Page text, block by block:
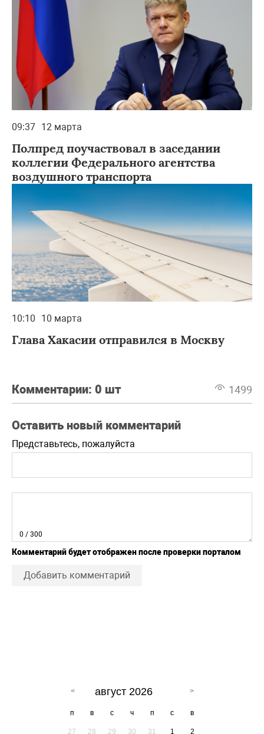
09:37 12 марта
Полпред поучаствовал в заседании
коллегии Федерального агентства
воздушного транспорта
10:10 10 марта
Глава Хакасии отправился в Москву
Комментарии: 0 шт 1499
Оставить новый комментарий
Представьтесь, пожалуйста
0 / 300
Комментарий будет отображен после проверки порталом
Добавить комментарий
август 2026
п в с ч п с в
27 28 29 30 31 1 2